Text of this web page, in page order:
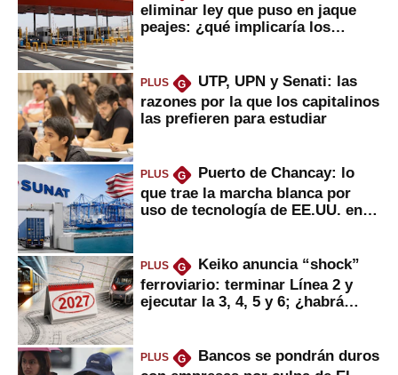
eliminar ley que puso en jaque
peajes: ¿qué implicaría los
PLUS G
UTP, UPN y Senati: las
razones por la que los capitalinos
las prefieren para estudiar
PLUS G
Puerto de Chancay: lo
que trae la marcha blanca por
uso de tecnología de EE.UU. en
PLUS G
Keiko anuncia “shock”
ferroviario: terminar Línea 2 y
ejecutar la 3, 4, 5 y 6; ¿habrá
PLUS G
Bancos se pondrán duros